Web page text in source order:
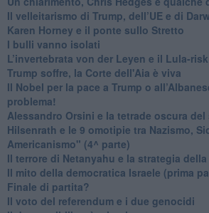
Il velleitarismo di Trump, dell’UE e di
​Karen Horney e il ponte sullo Stretto
​I bulli vanno isolati
L’invertebrata von der Leyen e il Lula-risk
Trump soffre, la Corte dell'Aia è viva
​Il Nobel per la pace a Trump o
problema!
​Alessandro Orsini e la tetrade oscura
​Hilsenrath e le 9 omotipie tra Nazismo,
Americanismo" (4^ parte)
​Il terrore di Netanyahu e la strategia
Il mito della democratica Israele (prima
​Finale di partita?
​Il voto del referendum e i due genocidi